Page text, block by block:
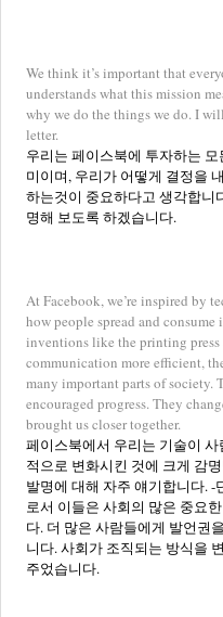
We think it’s important that
understands what this mission
why we do the things we do. I
letter.
우리는 페이스북에 투자하는
미이며, 우리가 어떻게 결정을
하는것이 중요하다고 생각합니
명해 보도록 하겠습니다.
At Facebook, we’re inspired by
how people spread and
inventions like the printing
communication more efficient,
many important parts of society.
encouraged progress. They
brought us closer together.
페이스북에서 우리는 기술이
적으로 변화시킨 것에 크게 감
발명에 대해 자주 얘기합니다.
로서 이들은 사회의 많은 중요
다. 더 많은 사람들에게 발언권
니다. 사회가 조직되는 방식을
주었습니다.